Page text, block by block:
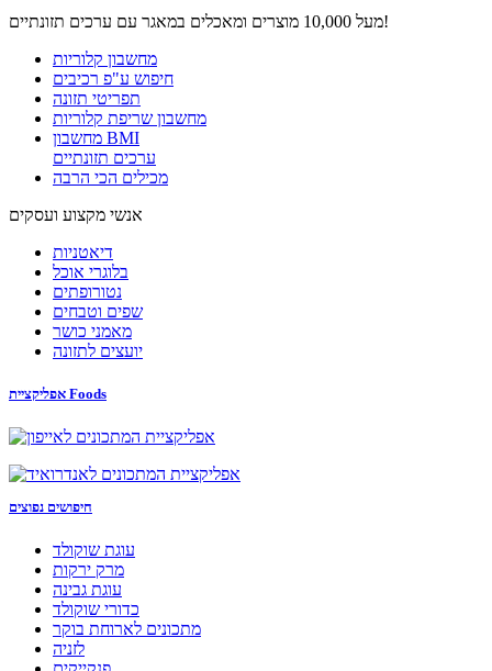
מעל 10,000 מוצרים ומאכלים במאגר עם ערכים תזונתיים!
מחשבון קלוריות
חיפוש ע"פ רכיבים
תפריטי תזונה
מחשבון שריפת קלוריות
מחשבון BMI
ערכים תזונתיים
מכילים הכי הרבה
אנשי מקצוע ועסקים
דיאטניות
בלוגרי אוכל
נטורופתים
שפים וטבחים
מאמני כושר
יועצים לתזונה
אפליקציית Foods
חיפושים נפוצים
עוגת שוקולד
מרק ירקות
עוגת גבינה
כדורי שוקולד
מתכונים לארוחת בוקר
לזניה